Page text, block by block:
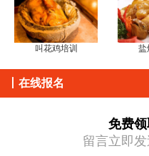
叫花鸡培训 盐
在线报名
免费
留言立即